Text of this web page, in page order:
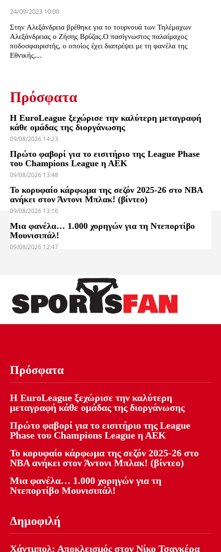
24/09/2023 10:00
Στην Αλεξάνδρεια βρέθηκε για το τουρνουά των Τηλέμαχων
Αλεξάνδρειας ο Ζήσης Βρύζας.Ο πασίγνωστος παλαίμαχος
ποδοσφαιριστής, ο οποίος έχει διαπρέψει με τη φανέλα της
Εθνικής,...
Πρόσφατα
Η EuroLeague ξεχώρισε την καλύτερη μεταγραφή
κάθε ομάδας της διοργάνωσης
09/08/2026 14:23
Πρώτο φαβορί για το εισιτήριο της League Phase
του Champions League η ΑΕΚ
09/08/2026 13:48
Το κορυφαίο κάρφωμα της σεζόν 2025-26 στο NBA
ανήκει στον Άντονι Μπλακ! (βίντεο)
09/08/2026 13:16
Μια φανέλα… 1.000 χορηγών για τη Ντεπορτίβο
Μουνισιπάλ!
09/08/2026 12:47
Πρόσφατα
Η EuroLeague ξεχώρισε την καλύτερη
μεταγραφή κάθε ομάδας της διοργάνωσης
Πρώτο φαβορί για το εισιτήριο της League
Phase του Champions League η ΑΕΚ
Το κορυφαίο κάρφωμα της σεζόν 2025-26 στο
NBA ανήκει στον Άντονι Μπλακ! (βίντεο)
Μια φανέλα… 1.000 χορηγών για τη
Ντεπορτίβο Μουνισιπάλ!
Δημοφιλή
Χάντμπολ: Αποκλεισμός στον Νίκο Τσαγκέρα